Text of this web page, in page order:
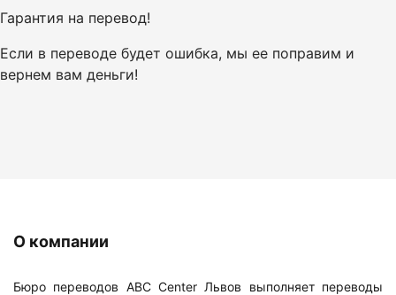
Гарантия на перевод!
Если в переводе будет ошибка, мы ее поправим и
вернем вам деньги!
О компании
Бюро переводов ABC Center Львов выполняет переводы